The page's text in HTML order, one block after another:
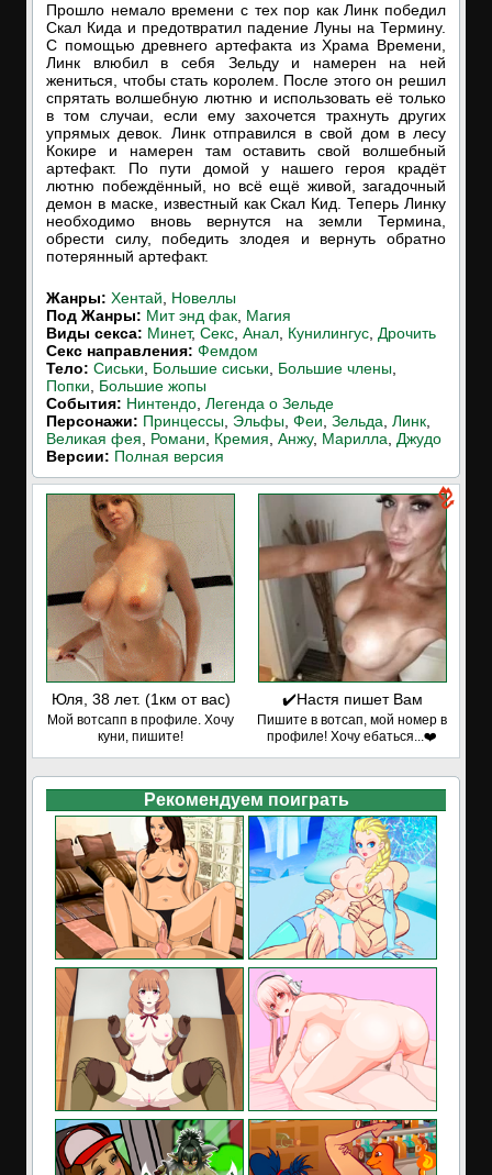
Прошло немало времени с тех пор как Линк победил
Скал Кида и предотвратил падение Луны на Термину.
С помощью древнего артефакта из Храма Времени,
Линк влюбил в себя Зельду и намерен на ней
жениться, чтобы стать королем. После этого он решил
спрятать волшебную лютню и использовать её только
в том случаи, если ему захочется трахнуть других
упрямых девок. Линк отправился в свой дом в лесу
Кокире и намерен там оставить свой волшебный
артефакт. По пути домой у нашего героя крадёт
лютню побеждённый, но всё ещё живой, загадочный
демон в маске, известный как Скал Кид. Теперь Линку
необходимо вновь вернутся на земли Термина,
обрести силу, победить злодея и вернуть обратно
потерянный артефакт.
Жанры: Хентай
Новеллы
Под Жанры: Мит энд фак Магия
Виды секса: Минет, Секс Анал Кунилингус Дрочить
Cекс направления: Фемдом
Тело: Сиськи Большие сиськи Большие члены
Попки
Большие жопы
События: Нинтендо Легенда о Зельде
Персонажи: Принцессы Эльфы Феи Зельда Линк
Великая фея
Романи Кремия Анжу, Марилла
Джудо
Версии: Полная версия
Юля, 38 лет. (1км от вас)
Мой вотсапп в профиле. Хочу
куни, пишите!
✔️Настя пишет Вам
Пишите в вотсап, мой номер в
профиле! Хочу ебаться...❤️
Рекомендуем поиграть